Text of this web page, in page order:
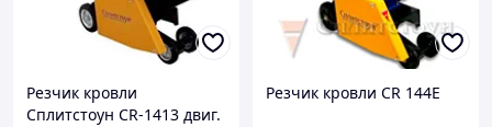
Резчик кровли
Сплитстоун CR-1413 двиг.
Резчик кровли CR 144Е